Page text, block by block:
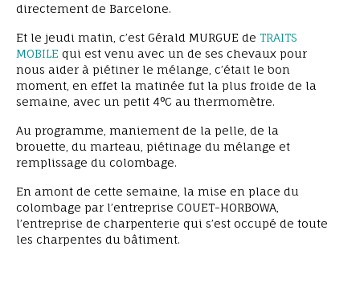
directement de Barcelone.
Et le jeudi matin, c’est Gérald MURGUE de TRAITS
MOBILE qui est venu avec un de ses chevaux pour
nous aider à piétiner le mélange, c’était le bon
moment, en effet la matinée fut la plus froide de la
semaine, avec un petit 4°C au thermomètre.
Au programme, maniement de la pelle, de la
brouette, du marteau, piétinage du mélange et
remplissage du colombage.
En amont de cette semaine, la mise en place du
colombage par l’entreprise COUET-HORBOWA,
l’entreprise de charpenterie qui s’est occupé de toute
les charpentes du bâtiment.